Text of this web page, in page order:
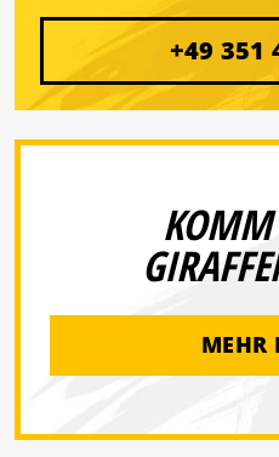
+49 351
MEHR